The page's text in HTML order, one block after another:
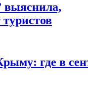
выяснила,
где в